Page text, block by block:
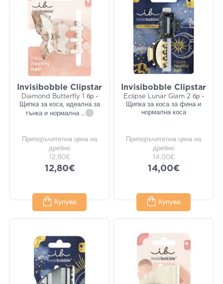
Invisibobble Clipstar
Diamond Butterfly 1 бр -
Щипка за коса, идеална за
тънка и нормална ... i
Препоръчителна цена на
дребно
12,80€
12,80€
Купува
Invisibobble Clipstar
Eclipse Lunar Glam 2 бр -
Щипка за коса за фина и
нормална коса
Препоръчителна цена на
дребно
14,00€
14,00€
Купува